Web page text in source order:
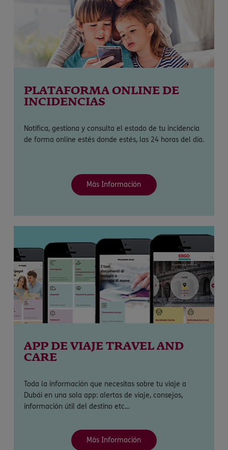
PLATAFORMA ONLINE DE
INCIDENCIAS
Notifica, gestiona y consulta el estado de tu incidencia
de forma online estés donde estés, las 24 horas del día.
Más Información
APP DE VIAJE TRAVEL AND
CARE
Toda la información que necesitas sobre tu viaje a
Dubái en una sola app: alertas de viaje, consejos,
información útil del destino etc…
Más Información